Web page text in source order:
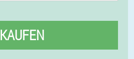
KAUFEN